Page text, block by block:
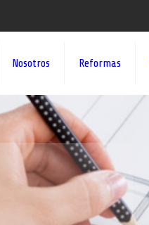
Nosotros Reformas